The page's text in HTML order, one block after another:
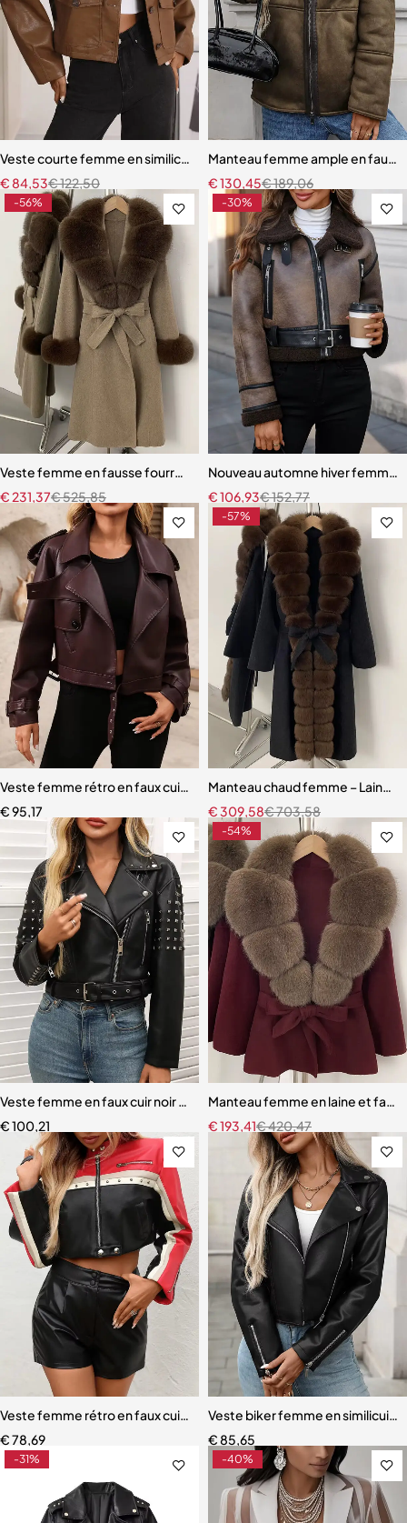
Veste courte femme en similicuir – Style vintage ample avec
€122,50
€ 84,53
Manteau femme ample en
€189,06
€130,45
-56%
Veste femme en fausse fourrure – Manteau long chaud en laine
€525,85
€231,37
-30%
Nouveau automne hiver
€152,77
€106,93
Veste femme rétro en faux cuir – Coupe ample et ceinturée, look
€95,17
-57%
Manteau chaud femme – Laine
€703,58
€309,58
Veste femme en faux cuir noir – Design court, riveté et ceinturé,
€100,21
-54%
Manteau femme en laine et
€420,47
€193,41
Veste femme rétro en faux cuir – Coupe courte, design moto
€78,69
Veste biker femme en similicuir
€ 85,65
-31% -40%